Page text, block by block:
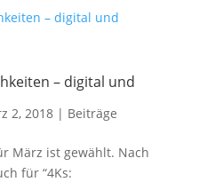
– digital und
2, 2018| Beiträge
März ist gewählt. Nach
für “4Ks: